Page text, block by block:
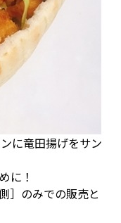
に竜田揚げをサン
に！
］のみでの販売と